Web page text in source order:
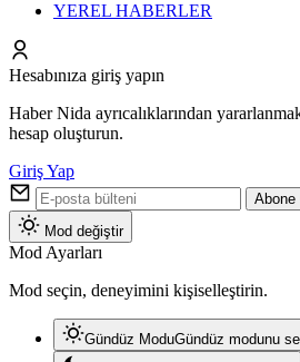
YEREL HABERLER
Hesabınıza giriş yapın
Haber Nida ayrıcalıklarından
hesap oluşturun.
Giriş Yap
Abone
Mod değiştir
Mod Ayarları
Mod seçin, deneyimini kişiselleştirin.
Gündüz ModuGündüz modunu